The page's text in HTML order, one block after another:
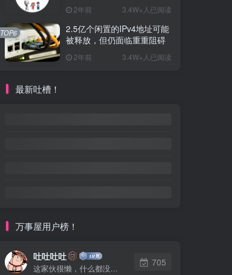
2年前 3.4W+人已阅读
2.5亿个闲置的IPv4地址可能
被释放，但仍面临重重阻碍
2年前 3.4W+人已阅读
TOP6
最新吐槽！
万事屋用户榜！
吐吐吐吐
这家伙很懒，什么都没有写...
705